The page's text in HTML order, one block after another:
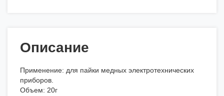
Описание
Применение: для пайки медных электротехнических
приборов.
Объем: 20г